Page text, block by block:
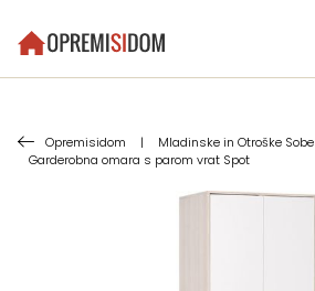
Opremisidom | Mladinske in Otroške Sobe
Garderobna omara s parom vrat Spot